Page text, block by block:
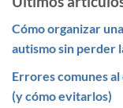
Cómo organizar
autismo sin perder
Errores comunes
(y cómo evitarlos)